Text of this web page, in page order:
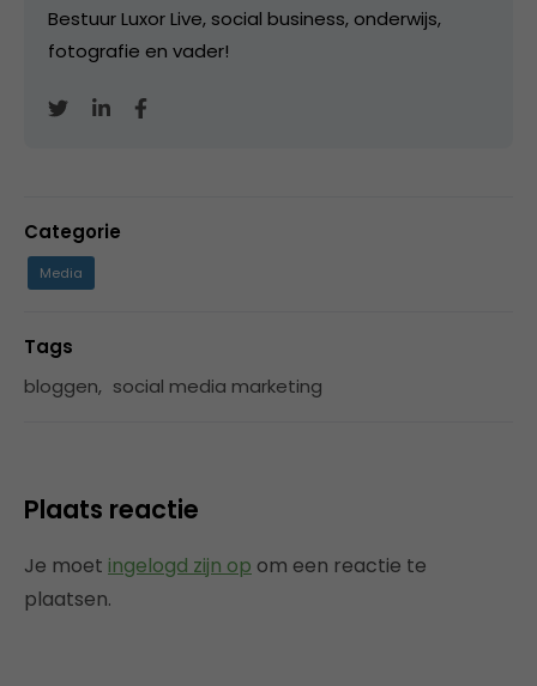
Bestuur Luxor Live, social business, onderwijs,
fotografie en vader!
Categorie
Media
Tags
bloggen, social media marketing
Plaats reactie
Je moet ingelogd zijn op om een reactie te
plaatsen.